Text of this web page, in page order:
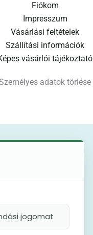
Fiókom
Impresszum
Vásárlási feltételek
Szállítási információk
vásárlói tájékoztató
adatok törlése
jogomat